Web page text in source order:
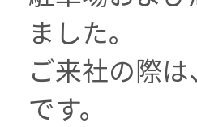
ました。
ご来社の際
です。